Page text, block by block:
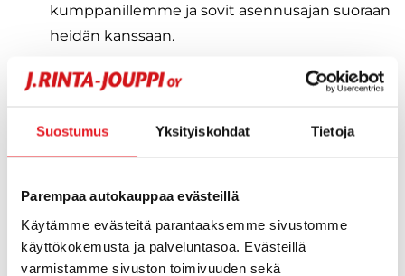
Suostumus Yksityiskohdat Tietoja
Parempaa autokauppaa evästeillä
Käytämme evästeitä parantaaksemme sivustomme
käyttökokemusta ja palveluntasoa. Evästeillä
varmistamme sivuston toimivuuden sekä
kumppanillemme ja sovit asennusajan suoraan
heidän kanssaan.
Vetokoukun vaihtoehdot ja hinnat
Irrotettava vetokoukku– alkaen 780 €,
asennettuna
Hinta sisältää vetokoukun, asennuksen ja